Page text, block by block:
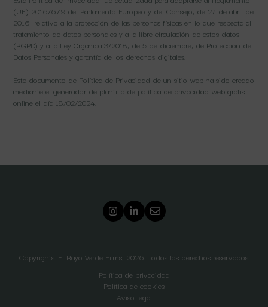
(UE) 2016/679 del Parlamento Europeo y del Consejo, de 27 de abril de
2016, relativo a la protección de las personas físicas en lo que respecta al
tratamiento de datos personales y a la libre circulación de estos datos
(RGPD) y a la Ley Orgánica 3/2018, de 5 de diciembre, de Protección de
Datos Personales y garantía de los derechos digitales.
Este documento de Política de Privacidad de un sitio web ha sido creado
mediante el generador de plantilla de política de privacidad web gratis
online el día 18/02/2024.
Copyrights. El Rayo Verde Films, 2026. Todos los derechos reservados.
Política de privacidad
Política de cookies
Aviso legal